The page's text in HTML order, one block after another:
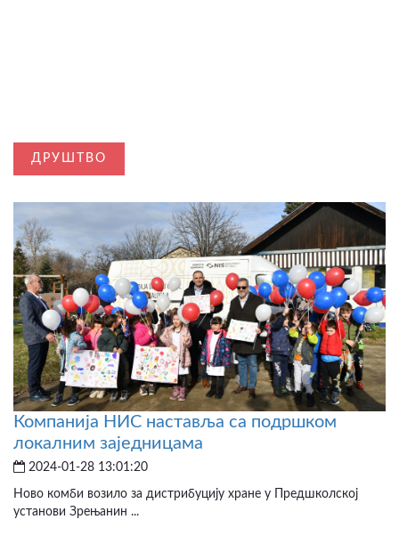
ДРУШТВО
Компанија НИС наставља са подршком
локалним заједницама
2024-01-28 13:01:20
Ново комби возило за дистрибуцију хране у Предшколској
установи Зрењанин ...